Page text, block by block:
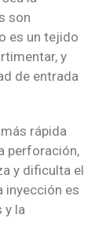
son
es un tejido
y
de entrada
rápida
perforación,
y dificulta el
inyección es
y la